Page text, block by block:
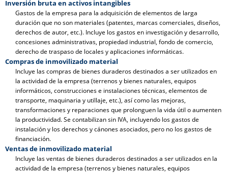
Inversión bruta en activos intangibles
Gastos de la empresa para la adquisición de elementos de larga
duración que no son materiales (patentes, marcas comerciales, diseños,
derechos de autor, etc.). Incluye los gastos en investigación y desarrollo,
concesiones administrativas, propiedad industrial, fondo de comercio,
derecho de traspaso de locales y aplicaciones informáticas.
Compras de inmovilizado material
Incluye las compras de bienes duraderos destinados a ser utilizados en
la actividad de la empresa (terrenos y bienes naturales, equipos
informáticos, construcciones e instalaciones técnicas, elementos de
transporte, maquinaria y utillaje, etc.), así como las mejoras,
transformaciones y reparaciones que prolonguen la vida útil o aumenten
la productividad. Se contabilizan sin IVA, incluyendo los gastos de
instalación y los derechos y cánones asociados, pero no los gastos de
financiación.
Ventas de inmovilizado material
Incluye las ventas de bienes duraderos destinados a ser utilizados en la
actividad de la empresa (terrenos y bienes naturales, equipos